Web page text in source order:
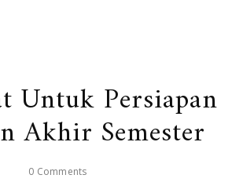
Untuk Persiapan
Akhir Semester
0 Comments